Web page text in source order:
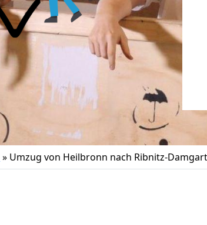
» Umzug von Heilbronn nach Ribnitz-